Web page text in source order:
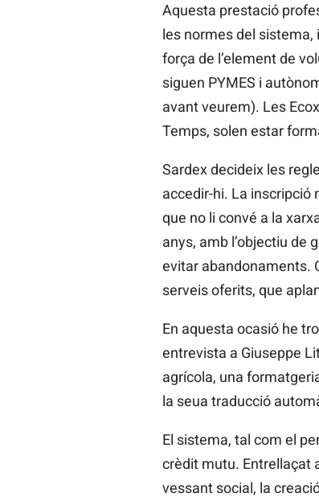
Aquesta prestació
les normes del
força de l’element de
siguen PYMES i
avant veurem). Les
Temps, solen estar
Sardex decideix les
accedir-hi. La inscripció
que no li convé a la
anys, amb l’objectiu de
evitar abandonaments.
serveis oferits, que
En aquesta ocasió he
entrevista a Giuseppe
agrícola, una
la seua traducció
El sistema, tal com el
crèdit mutu. Entrellaçat
vessant social, la